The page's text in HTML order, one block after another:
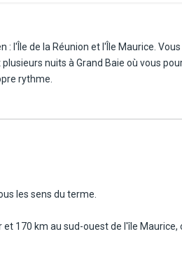
l'Île de la Réunion et l'Île Maurice.
nuits à Grand Baie où vous
rythme.
les sens du terme.
et 170 km au sud-ouest de l'île
montagneuse, volcanique et balnéaire,